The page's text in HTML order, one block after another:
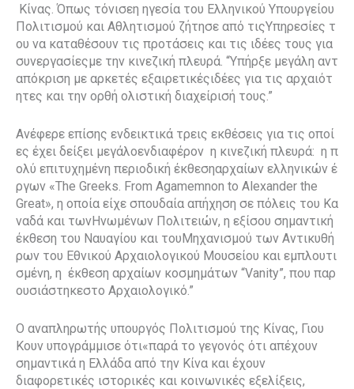
Κίνας. Όπως τόνισεη ηγεσία του Ελληνικού Υπουργείου
Πολιτισμού και Αθλητισμού ζήτησε από τιςΥπηρεσίες τ
ου να καταθέσουν τις προτάσεις και τις ιδέες τους για
συνεργασίεςμε την κινεζική πλευρά. “Υπήρξε μεγάλη αντ
απόκριση με αρκετές εξαιρετικέςιδέες για τις αρχαιότ
ητες και την ορθή ολιστική διαχείρισή τους.”
Ανέφερε επίσης ενδεικτικά τρεις εκθέσεις για τις οποί
ες έχει δείξει μεγάλοενδιαφέρον η κινεζική πλευρά: η π
ολύ επιτυχημένη περιοδική έκθεσηαρχαίων ελληνικών έ
ργων «The Greeks. From Agamemnon to Alexander the
Great», η οποία είχε σπουδαία απήχηση σε πόλεις του Κα
ναδά και τωνΗνωμένων Πολιτειών, η εξίσου σημαντική
έκθεση του Ναυαγίου και τουΜηχανισμού των Αντικυθή
ρων του Εθνικού Αρχαιολογικού Μουσείου και εμπλουτι
σμένη, η έκθεση αρχαίων κοσμημάτων “Vanity”, που παρ
ουσιάστηκεστο Αρχαιολογικό.”
Ο αναπληρωτής υπουργός Πολιτισμού της Κίνας, Γιου
Κουν υπογράμμισε ότι«παρά το γεγονός ότι απέχουν
σημαντικά η Ελλάδα από την Κίνα και έχουν
διαφορετικές ιστορικές και κοινωνικές εξελίξεις,